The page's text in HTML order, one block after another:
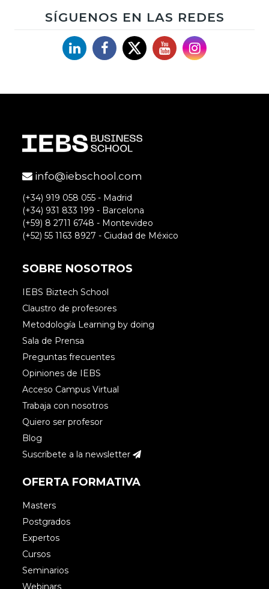
SÍGUENOS EN LAS REDES
LinkedinFacebook
X YouTubeInstagram
info@iebschool.com
(+34) 919 058 055 - Madrid
(+34) 931 833 199 - Barcelona
(+59) 8 2711 6748 - Montevideo
(+52) 55 1163 8927 - Ciudad de México
SOBRE NOSOTROS
IEBS Biztech School
Claustro de profesores
Metodología Learning by doing
Sala de Prensa
Preguntas frecuentes
Opiniones de IEBS
Acceso Campus Virtual
Trabaja con nosotros
Quiero ser profesor
Blog
Suscríbete a la newsletter
OFERTA FORMATIVA
Masters
Postgrados
Expertos
Cursos
Seminarios
Webinars